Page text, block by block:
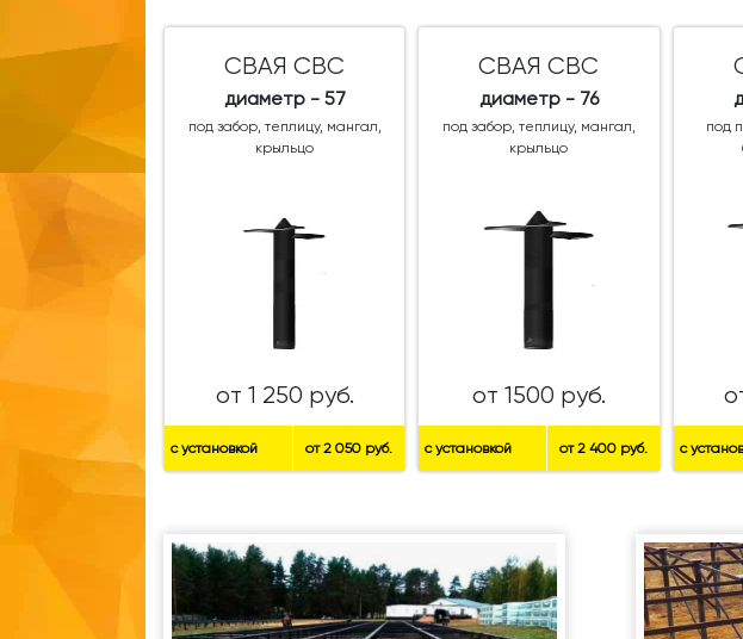
СВАЯ СВС
диаметр - 57
под забор, теплицу, мангал,
крыльцо
от 1 250 руб.
с установкой от 2 050 руб.
СВАЯ СВС
диаметр - 76
под забор, теплицу, мангал,
крыльцо
от 1500 руб.
с установкой от 2 400 руб.
под
с